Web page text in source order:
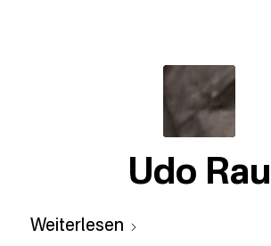
Udo Rau
Weiterlesen